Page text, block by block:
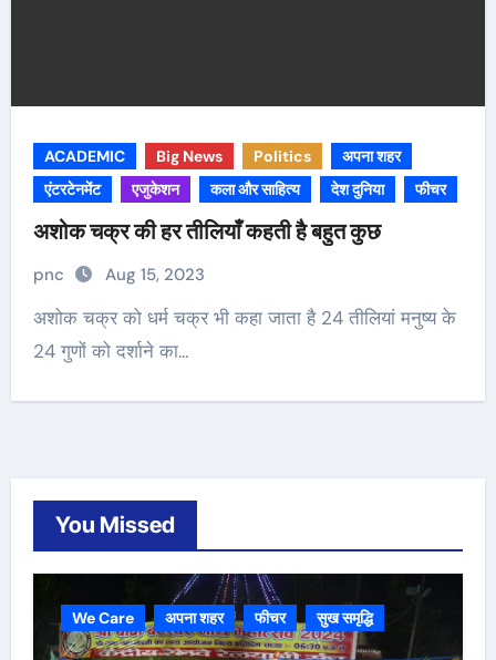
ACADEMIC Big News Politics
अपना शहर
एंटरटेनमेंट
एजुकेशन कला और साहित्य देश दुनिया फीचर
अशोक चक्र की हर तीलियाँ कहती है बहुत कुछ
pnc Aug 15, 2023
अशोक चक्र को धर्म चक्र भी कहा जाता है 24 तीलियां मनुष्य के
24 गुणों को दर्शाने का…
You Missed
We Care अपना शहर फीचर सुख समृद्धि